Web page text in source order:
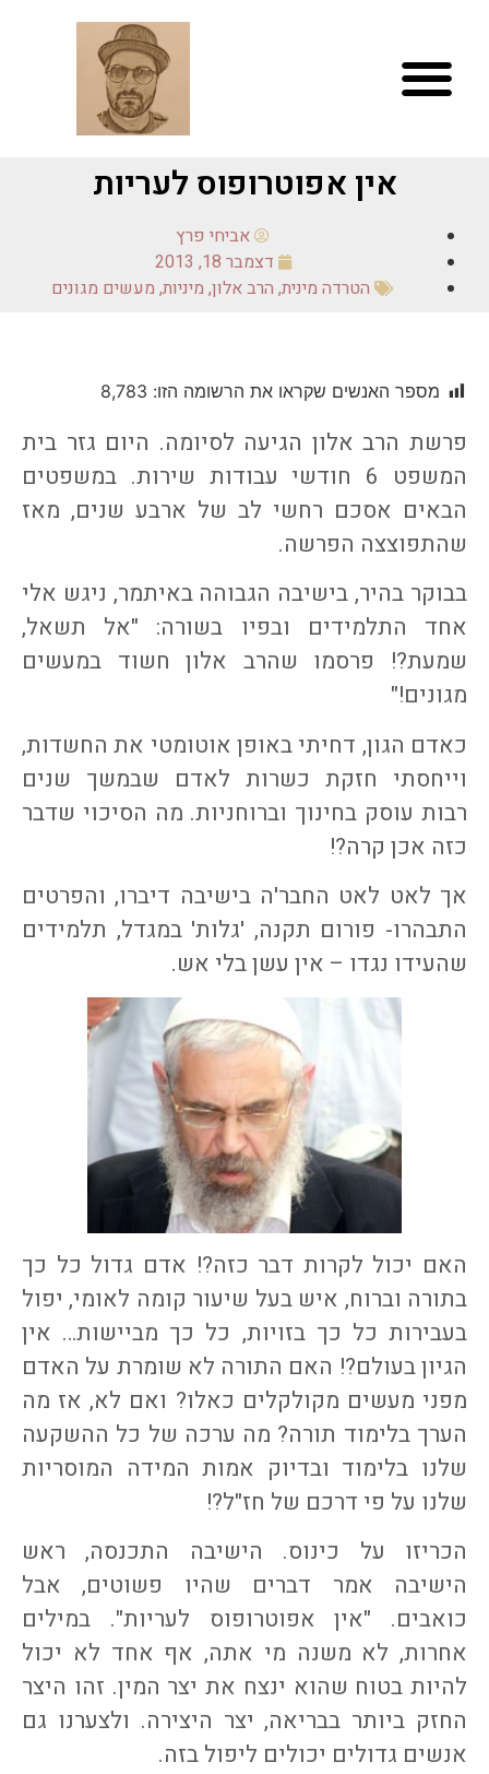
אין אפוטרופוס לעריות
אביחי פרץ
דצמבר 18, 2013
הטרדה מינית, הרב אלון, מיניות, מעשים מגונים
מספר האנשים שקראו את הרשומה הזו: 8,783
פרשת הרב אלון הגיעה לסיומה. היום גזר בית
המשפט 6 חודשי עבודות שירות. במשפטים
הבאים אסכם רחשי לב של ארבע שנים, מאז
שהתפוצצה הפרשה.
בבוקר בהיר, בישיבה הגבוהה באיתמר, ניגש אלי
אחד התלמידים ובפיו בשורה: "אל תשאל,
שמעת?! פרסמו שהרב אלון חשוד במעשים
מגונים!"
כאדם הגון, דחיתי באופן אוטומטי את החשדות,
וייחסתי חזקת כשרות לאדם שבמשך שנים
רבות עוסק בחינוך וברוחניות. מה הסיכוי שדבר
כזה אכן קרה?!
אך לאט לאט החבר'ה בישיבה דיברו, והפרטים
התבהרו- פורום תקנה, 'גלות' במגדל, תלמידים
שהעידו נגדו – אין עשן בלי אש.
האם יכול לקרות דבר כזה?! אדם גדול כל כך
בתורה וברוח, איש בעל שיעור קומה לאומי, יפול
בעבירות כל כך בזויות, כל כך מביישות… אין
הגיון בעולם?! האם התורה לא שומרת על האדם
מפני מעשים מקולקלים כאלו? ואם לא, אז מה
הערך בלימוד תורה? מה ערכה של כל ההשקעה
שלנו בלימוד ובדיוק אמות המידה המוסריות
שלנו על פי דרכם של חז"ל?!
הכריזו על כינוס. הישיבה התכנסה, ראש
הישיבה אמר דברים שהיו פשוטים, אבל
כואבים. "אין אפוטרופוס לעריות". במילים
אחרות, לא משנה מי אתה, אף אחד לא יכול
להיות בטוח שהוא ינצח את יצר המין. זהו היצר
החזק ביותר בבריאה, יצר היצירה. ולצערנו גם
אנשים גדולים יכולים ליפול בזה.